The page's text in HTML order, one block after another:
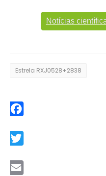
Notícias
Estrela RXJ0528+2838